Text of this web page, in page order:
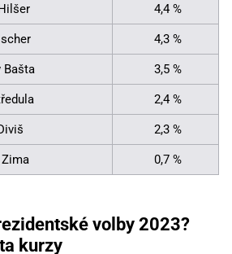
4,4 %
4,3 %
Bašta 3,5 %
2,4 %
2,3 %
0,7 %
volby 2023?
kurzy